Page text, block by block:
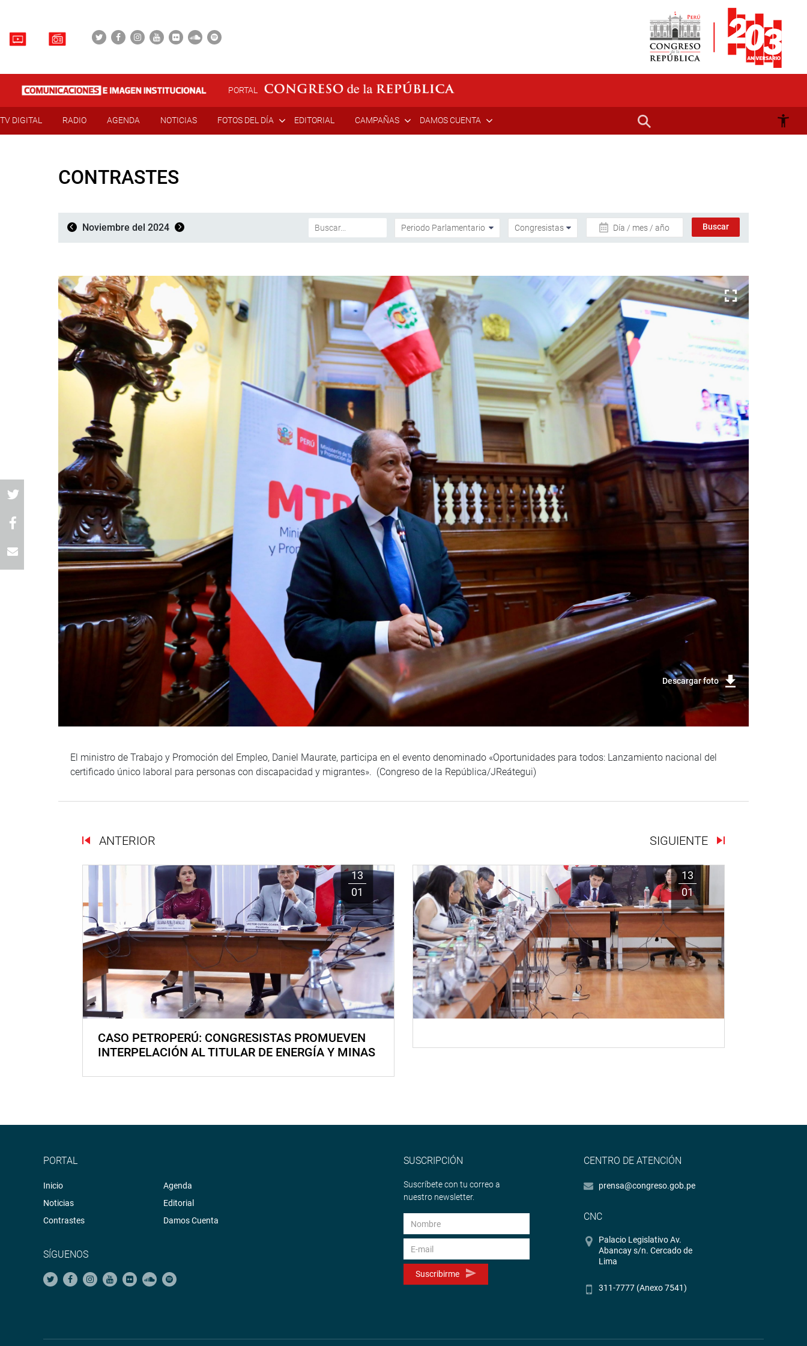
PORTAL
TV DIGITAL RADIO AGENDA NOTICIAS FOTOS DEL DÍA EDITORIAL CAMPAÑAS DAMOS CUENTA
CONTRASTES
Noviembre del 2024 Día / mes / año
Descargar foto
El ministro de Trabajo y Promoción del Empleo, Daniel Maurate, participa en el evento denominado «Oportunidades para todos: Lanzamiento nacional del
certificado único laboral para personas con discapacidad y migrantes». (Congreso de la República/JReátegui)
ANTERIOR SIGUIENTE
13
01
CASO PETROPERÚ: CONGRESISTAS PROMUEVEN
INTERPELACIÓN AL TITULAR DE ENERGÍA Y MINAS
13
01
PORTAL
Inicio
Noticias
Contrastes
Agenda
Editorial
Damos Cuenta
SÍGUENOS
SUSCRIPCIÓN
Suscríbete con tu correo a
nuestro newsletter.
Suscribirme
CENTRO DE ATENCIÓN
prensa@congreso.gob.pe
CNC
Palacio Legislativo Av.
Abancay s/n. Cercado de
Lima
311-7777 (Anexo 7541)